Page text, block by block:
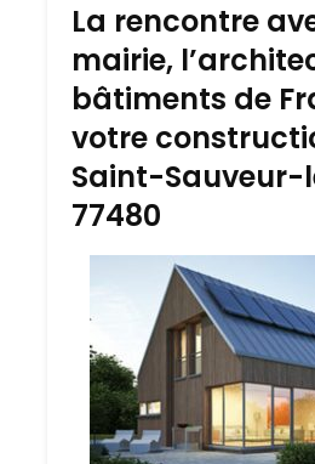
La rencontre
mairie,
bâtiments de
votre
Saint-Sauveur-
77480